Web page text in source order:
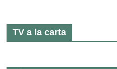
TV a la carta